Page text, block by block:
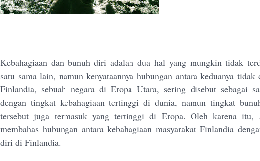
Kebahagiaan dan bunuh diri adalah dua hal yang mungkin tidak
satu sama lain, namun kenyataannya hubungan antara keduanya tidak
Finlandia, sebuah negara di Eropa Utara, sering disebut sebagai
dengan tingkat kebahagiaan tertinggi di dunia, namun tingkat
tersebut juga termasuk yang tertinggi di Eropa. Oleh karena
membahas hubungan antara kebahagiaan masyarakat Finlandia
diri di Finlandia.